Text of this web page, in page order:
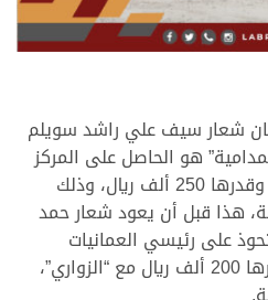
شعار سيف علي راشد سويلم
هو الحاصل على المركز
الأول، ليفوز بالجائزة المالية وقدرها 250 ألف ريال، وذلك
12.25.11 دقيقة، هذا قبل أن يعود شعار حمد
على رئيسي العمانيات
الزمول والجائزة المالية وقدرها 200 ألف ريال مع “الزواري”،